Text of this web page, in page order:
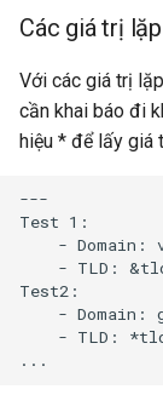
Các giá trị
Với các giá trị
cần khai báo đi
hiệu * để lấy giá
---
Test 1:
- Domain:
- TLD:
Test2:
- Domain:
- TLD: